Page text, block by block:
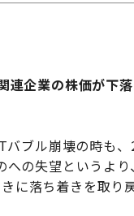
企業の株価が下
バブル崩壊の時も
の失望というよ
に落ち着きを取り